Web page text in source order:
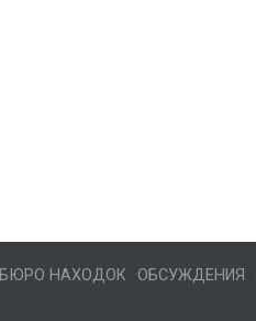
БЮРО НАХОДОК ОБСУЖДЕНИЯ